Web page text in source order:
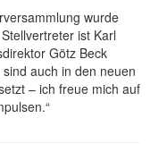
wurde
ist Karl
Götz Beck
auch in den neuen
– ich freue mich auf